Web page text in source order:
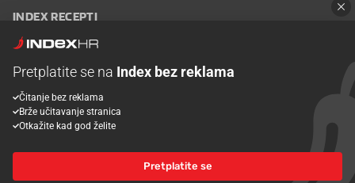
INDEX RECEPTI
Oglašavanje Zaposli se na Indexu
korištenja
Postavke kolačića
Pretplatite se na Index bez reklama
Čitanje bez reklama
Brže učitavanje stranica
Otkažite kad god želite
Pretplatite se